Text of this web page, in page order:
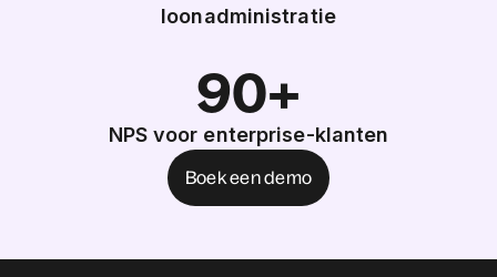
loonadministratie
90+
NPS voor enterprise-klanten
Boek een demo